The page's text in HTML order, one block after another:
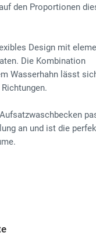
den Proportionen
Design mit
Die Kombination
Wasserhahn lässt
an und ist die